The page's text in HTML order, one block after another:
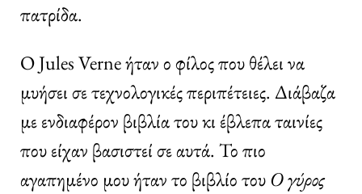
πατρίδα.
Ο Jules Verne ήταν ο φίλος που θέλει να
μυήσει σε τεχνολογικές περιπέτειες. Διάβαζα
με ενδιαφέρον βιβλία του κι έβλεπα ταινίες
που είχαν βασιστεί σε αυτά. Το πιο
αγαπημένο μου ήταν το βιβλίο του Ο γύρος